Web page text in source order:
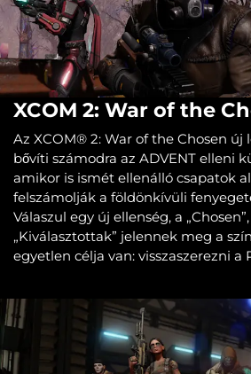
XCOM 2: War of the
Az XCOM® 2: War of the Chosen új
bővíti számodra az ADVENT elleni
amikor is ismét ellenálló csapatok
felszámolják a földönkívüli
Válaszul egy új ellenség, a
„Kiválasztottak” jelennek meg a
egyetlen célja van: visszaszerezni a